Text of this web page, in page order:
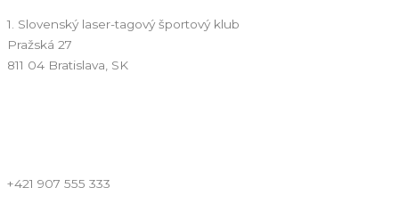
1. Slovenský laser-tagový športový klub
Pražská 27
811 04 Bratislava, SK
+421 907 555 333